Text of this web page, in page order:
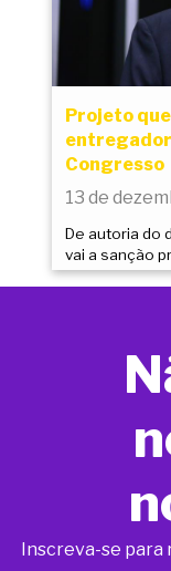
Projeto
Congresso
13 de
De autoria do
vai a sanção
Inscreva-se